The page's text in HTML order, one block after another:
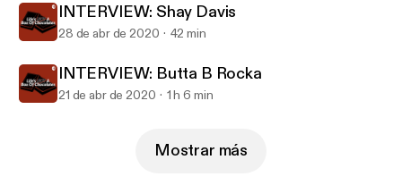
INTERVIEW: Shay Davis
28 de abr de 2020 42 min
INTERVIEW: Butta B Rocka
21 de abr de 2020 1 h 6 min
Mostrar más